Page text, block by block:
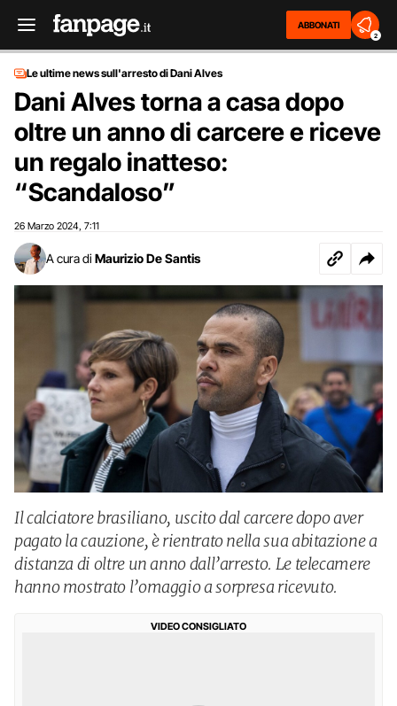
ABBONATI
2
Le ultime news sull'arresto di Dani Alves
Dani Alves torna a casa dopo
oltre un anno di carcere e riceve
un regalo inatteso:
“Scandaloso”
26 Marzo 2024 7:11
A cura di Maurizio De Santis
Il calciatore brasiliano, uscito dal carcere dopo aver
pagato la cauzione, è rientrato nella sua abitazione a
distanza di oltre un anno dall’arresto. Le telecamere
hanno mostrato l’omaggio a sorpresa ricevuto.
VIDEO CONSIGLIATO